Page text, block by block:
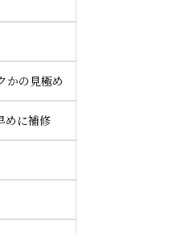
かの見極め
めに補修